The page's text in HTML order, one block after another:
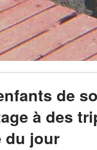
de
à des
du jour